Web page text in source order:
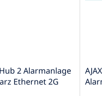
Hub 2 Alarmanlage
Ethernet 2G